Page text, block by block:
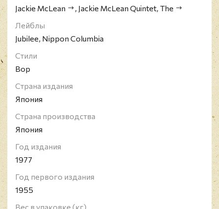
Jackie McLean
, Jackie McLean Quintet, The
Лейблы
Jubilee, Nippon Columbia
Стили
Bop
Страна издания
Япония
Страна производства
Япония
Год издания
1977
Год первого издания
1955
Вес в упаковке (кг)